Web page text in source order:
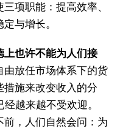
项职能：提高效率、
与增长。
上也许不能为人们接
由放任市场体系下的货
施来改变收入的分
越来越不受欢迎。
，人们自然会问：为